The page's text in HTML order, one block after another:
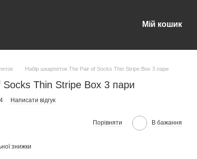
Мій кошик
Набір шкарпеток The Pair of Socks Thin Stripe Box 3 пари
Thin Stripe Box 3 пари
Написати відгук
Порівняти В бажання
знижки